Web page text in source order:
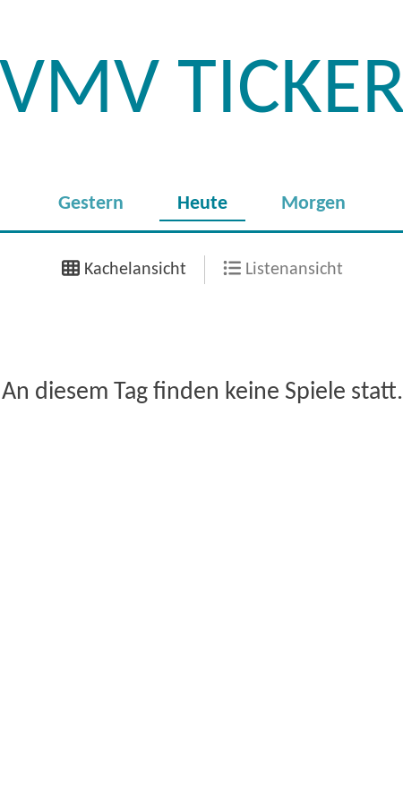
VMV
Gestern Heute Morgen
Kachelansicht Listenansicht
An diesem Tag finden keine Spiele statt.